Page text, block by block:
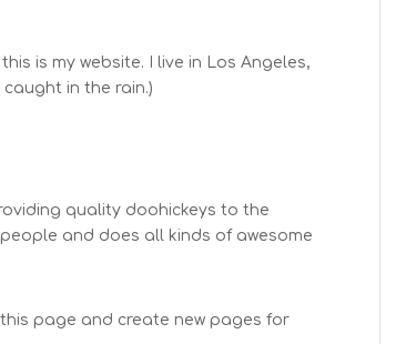
is my website. I live in Los Angeles,
in the rain.)
quality doohickeys to the
and does all kinds of awesome
page and create new pages for